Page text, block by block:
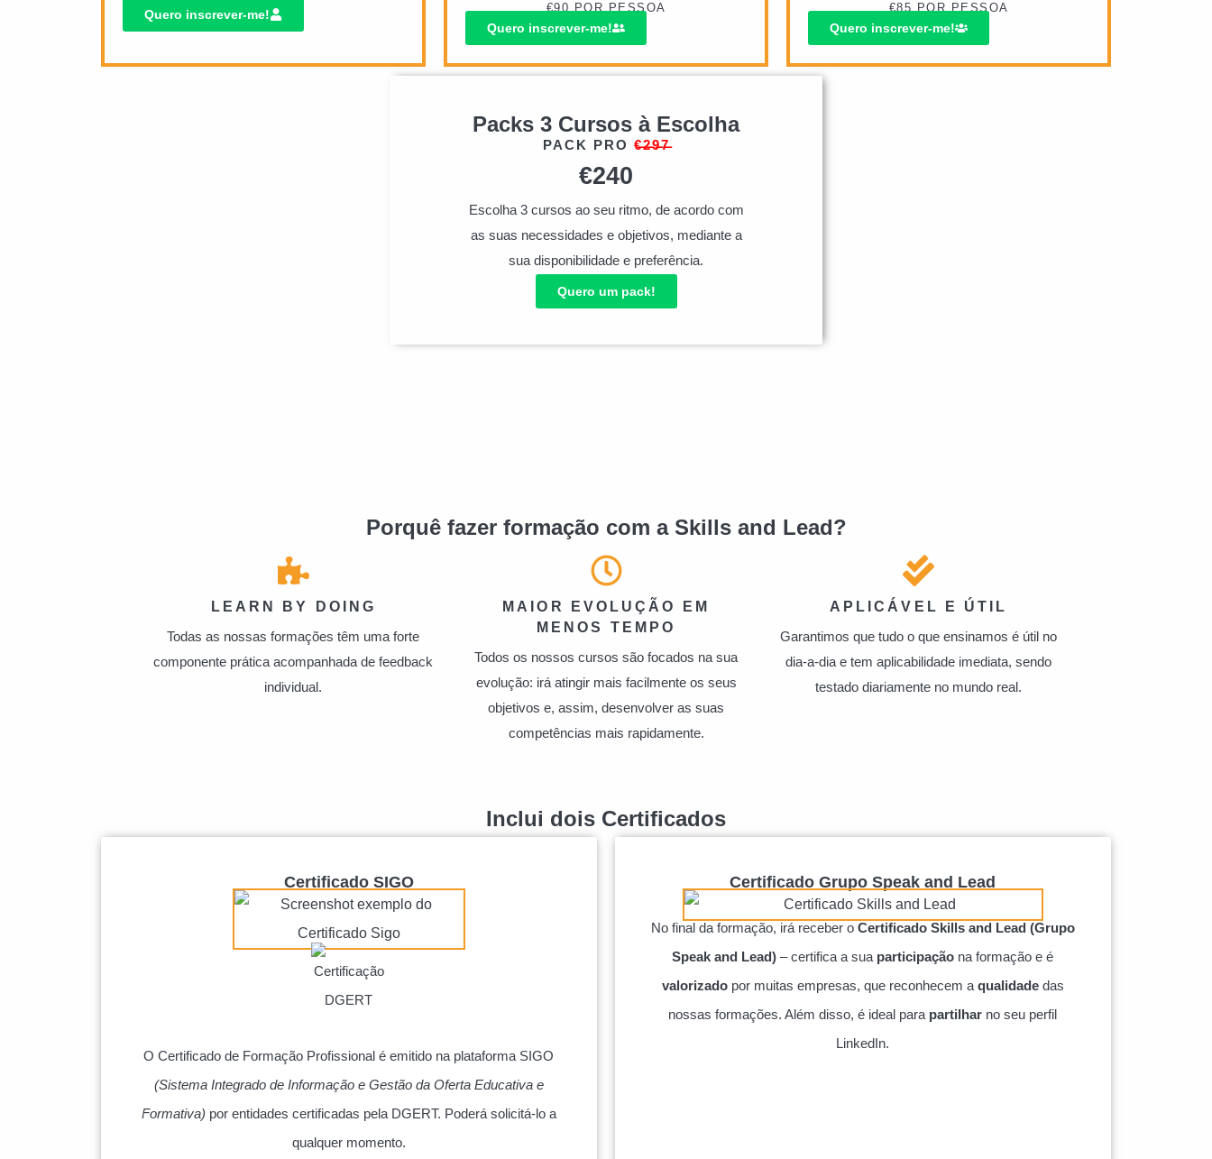
Quero inscrever-me! €90 POR PESSOA
Quero inscrever-me!
€85 POR PESSOA
Quero inscrever-me!
Packs 3 Cursos à Escolha
PACK PRO €̶2̶9̶7̶
€240
Escolha 3 cursos ao seu ritmo, de acordo com
as suas necessidades e objetivos, mediante a
sua disponibilidade e preferência.
Quero um pack!
Porquê fazer formação com a Skills and Lead?
LEARN BY DOING
Todas as nossas formações têm uma forte
componente prática acompanhada de feedback
individual.
MAIOR EVOLUÇÃO EM
MENOS TEMPO
Todos os nossos cursos são focados na sua
evolução: irá atingir mais facilmente os seus
objetivos e, assim, desenvolver as suas
competências mais rapidamente.
APLICÁVEL E ÚTIL
Garantimos que tudo o que ensinamos é útil no
dia-a-dia e tem aplicabilidade imediata, sendo
testado diariamente no mundo real.
Inclui dois Certificados
Certificado SIGO
O Certificado de Formação Profissional é emitido na plataforma SIGO
(Sistema Integrado de Informação e Gestão da Oferta Educativa e
Formativa) por entidades certificadas pela DGERT. Poderá solicitá-lo a
qualquer momento.
Certificado Grupo Speak and Lead
No final da formação, irá receber o Certificado Skills and Lead (Grupo
Speak and Lead) – certifica a sua participação na formação e é
valorizadopor muitas empresas, que reconhecem a qualidadedas
nossas formações. Além disso, é ideal para partilhar no seu perfil
LinkedIn.